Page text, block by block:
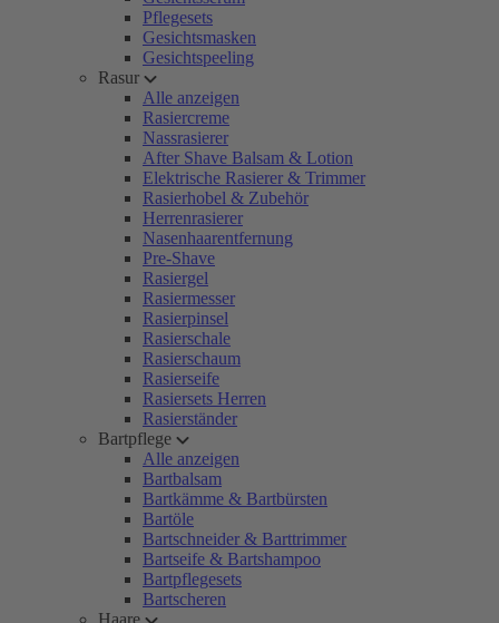
Pflegesets
Gesichtsmasken
Gesichtspeeling
Rasur
Alle anzeigen
Rasiercreme
Nassrasierer
After Shave Balsam & Lotion
Elektrische Rasierer & Trimmer
Rasierhobel & Zubehör
Herrenrasierer
Nasenhaarentfernung
Pre-Shave
Rasiergel
Rasiermesser
Rasierpinsel
Rasierschale
Rasierschaum
Rasierseife
Rasiersets Herren
Rasierständer
Bartpflege
Alle anzeigen
Bartbalsam
Bartkämme & Bartbürsten
Bartöle
Bartschneider & Barttrimmer
Bartseife & Bartshampoo
Bartpflegesets
Bartscheren
Haare